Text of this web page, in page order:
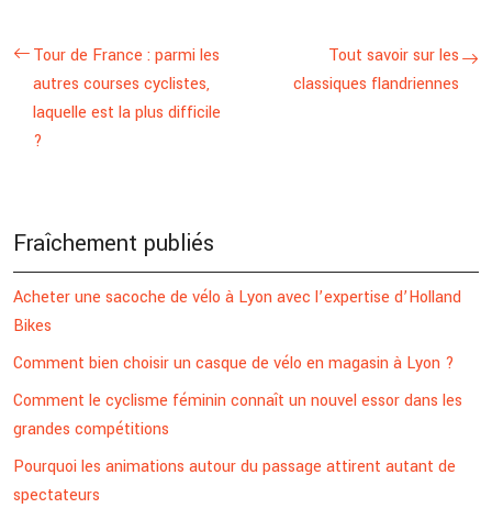
Tour de France : parmi les
autres courses cyclistes,
laquelle est la plus difficile
?
Tout savoir sur les
classiques flandriennes
Fraîchement publiés
Acheter une sacoche de vélo à Lyon avec l’expertise d’Holland
Bikes
Comment bien choisir un casque de vélo en magasin à Lyon ?
Comment le cyclisme féminin connaît un nouvel essor dans les
grandes compétitions
Pourquoi les animations autour du passage attirent autant de
spectateurs